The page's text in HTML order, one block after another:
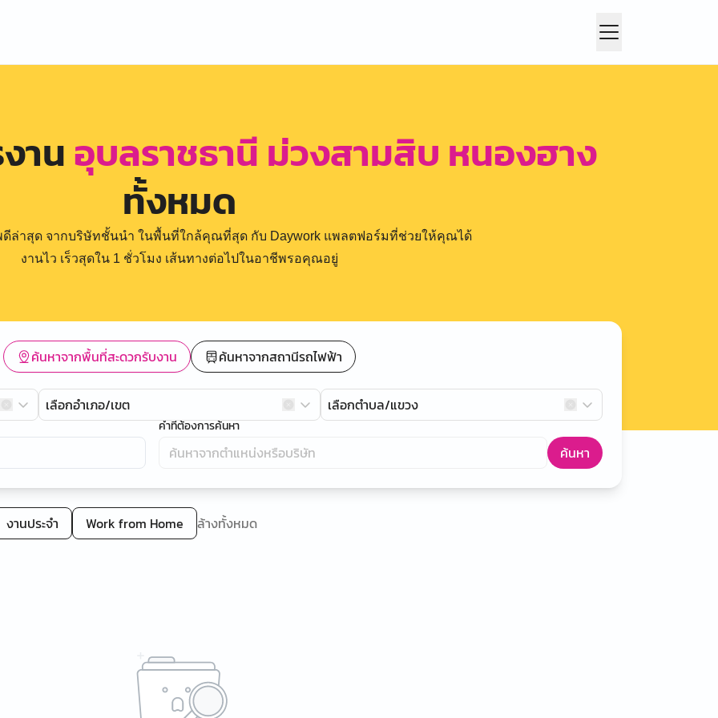
านอุบลราชธานี ม่วงสามสิบ หนองฮาง
ทั้งหมด
ล่าสุด จากบริษัทชั้นนำ ในพื้นที่ใกล้คุณที่สุด กับ Daywork แพลตฟอร์มที่ช่วยให้คุณได้
งานไว เร็วสุดใน 1 ชั่วโมง เส้นทางต่อไปในอาชีพรอคุณอยู่
ค้นหาจากพื้นที่สะดวกรับงาน ค้นหาจากสถานีรถไฟฟ้า
เลือกอำเภอ/เขต เลือกตำบล/แขวง
คำที่ต้องการค้นหา
ค้นหา
งานประจำ Work from Home ล้างทั้งหมด